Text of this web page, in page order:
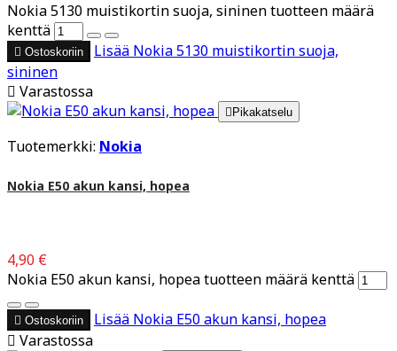
Nokia 5130 muistikortin suoja, sininen tuotteen määrä
kenttä
 Ostoskoriin Lisää Nokia 5130 muistikortin suoja,
sininen
 Varastossa
 Pikakatselu
Tuotemerkki: Nokia
Nokia E50 akun kansi, hopea
4,90 €
Nokia E50 akun kansi, hopea tuotteen määrä kenttä
 Ostoskoriin Lisää Nokia E50 akun kansi, hopea
 Varastossa